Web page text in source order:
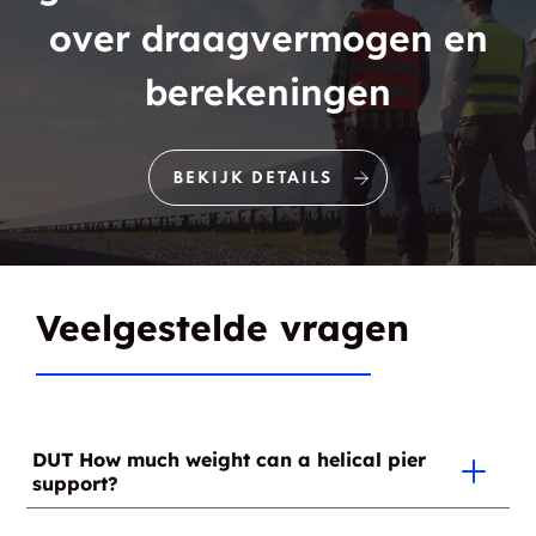
Buckingham Lake Buckleyville
Burnt Hills
Bushnellsville Buskirk
Hudson Valley Cairo
Canaan Canaan Center
Castleton-on-
Hudson
Catskill
over draagvermogen en
berekeningen
BEKIJK DETAILS
Veelgestelde vragen
DUT How much weight can a helical pier
support?